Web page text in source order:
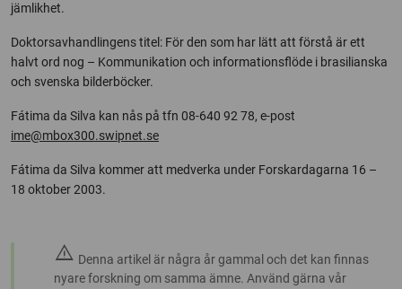
jämlikhet.
Doktorsavhandlingens titel: För den som har lätt att förstå är ett
halvt ord nog – Kommunikation och informationsflöde i brasilianska
och svenska bilderböcker.
Fátima da Silva kan nås på tfn 08-640 92 78, e-post
ime@mbox300.swipnet.se
Fátima da Silva kommer att medverka under Forskardagarna 16 –
18 oktober 2003.
warning Denna artikel är några år gammal och det kan finnas
nyare forskning om samma ämne. Använd gärna vår